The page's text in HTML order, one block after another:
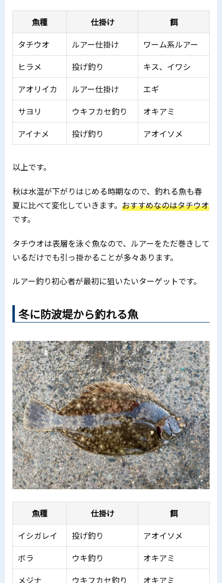
魚種 仕掛け
餌
タチウオ
ルアー仕掛け
ワーム系ルアー
ヒラメ
投げ釣り
キス、イワシ
アオリイカ
ルアー仕掛け
エギ
サヨリ
ウキフカセ釣り
オキアミ
アイナメ
投げ釣り アオイソメ
以上です。
秋は水温が下がりはじめる時期なので、釣れる魚も春
夏に比べて変化していきます。 おすすめなのはタチウオ
です。
タチウオは表層を泳ぐ魚なので、ルアーをただ巻きして
いるだけでも引っ掛かることが多々あります。
ルアー釣り初心者が最初に狙いたいターゲットです。
冬に防波堤から釣れる魚
魚種 仕掛け
餌
イシガレイ
投げ釣り
アオイソメ
ボラ
ウキ釣り
オキアミ
メジナ
ウキフカセ釣り オキアミ